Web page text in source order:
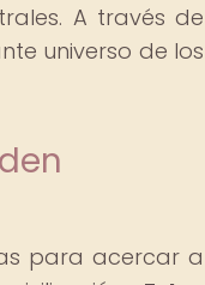
A través de
universo de los
para acercar a